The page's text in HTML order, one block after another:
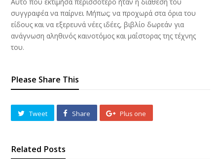
συγγραφέα να παίρνει Μήπως; να προχωρά στα όρια του
είδους και να εξερευνά νέες ιδέες, βιβλίο δωρεάν για
ανάγνωση αληθινός καινοτόμος και μαΐστορας της τέχνης
του.
Please Share This
Tweet Share Plus one
Related Posts